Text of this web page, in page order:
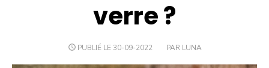
verre ?
PUBLIÉ LE 30-09-2022 PAR LUNA